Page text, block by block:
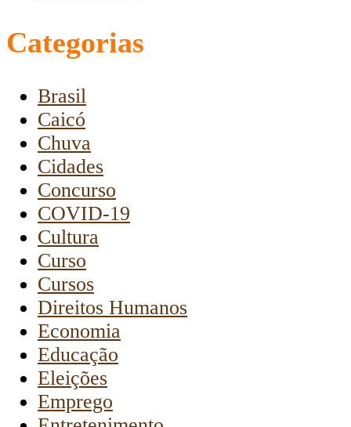
Categorias
Brasil
Caicó
Chuva
Cidades
Concurso
COVID-19
Cultura
Curso
Cursos
Direitos Humanos
Economia
Educação
Eleições
Emprego